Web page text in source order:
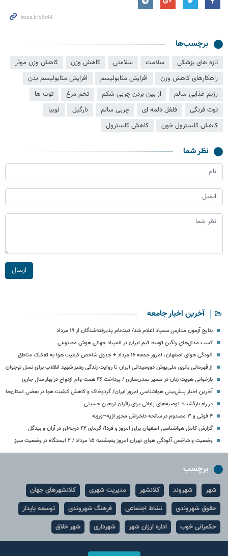
برچسب‌ها
تازه های پزشکی سلامت سلامتی کاهش وزن
کاهش وزن موثر
راهکارهای کاهش وزن
افزایش متابولیسم
افزایش متابولیسم بدن
رژیم غذایی سالم
از بین بردن چربی شکم تخم مرغ
توت ها
توت فرنگی
فلفل دلمه ای چربی سالم نارگيل
لوبیا
کاهش کلسترول خون
کاهش کلسترول
نظر شما
ارسال
آخرین اخبار جامعه
نتایج آزمون مدارس سمپاد اعلام شد/ ثبت‌نام پذیرفته‌شدگان از ۱۹ مرداد
کسب مدال‌های رنگین توسط تیم ایران در المپیاد جهانی هوش مصنوعی
آلودگی هوای اصفهان، امروز جمعه ۱۶ مرداد + جدول شاخص کیفیت هوا به تفکیک مناطق
از قهرمانی بانوی ملی‌پوش دوومیدانی ایران تا روایت زندگی رهبر شهید انقلاب برای نسل نوجوان
بازخوانی هویت زنان در مسیر تمدن‌سازی / پرداخت ۴۶ همت وام ازدواج در بهار سال جاری
آخرین اخبار پیش‌بینی هواشناسی امروز ایران/ گردوخاک و کاهش کیفیت هوا در بعضی استان‌ها
در راه بازگشت؛ توصیه‌های پایانی برای زائران اربعین حسینی
۴ فوتی و ۳ مصدوم در سانحه دلخراش محور اژیه–ورزنه
گزارش کامل هواشناسی اصفهان برای امروز و فردا/ گرمای ۴۲ درجه‌ای در آران و بیدگل
وضعیت و شاخص آلودگی هوای تهران امروز پنجشنبه ۱۵ مرداد / ۲ ایستگاه در وضعیت سبز
برچسب
شهر شهروند کلانشهر مدیریت شهری
کلانشهرهای جهان
حقوق شهروندی
نشاط اجتماعی فرهنگ شهروندی
توسعه پایدار
حکمرانی خوب
اداره ارزان شهر شهرداری شهر خلاق